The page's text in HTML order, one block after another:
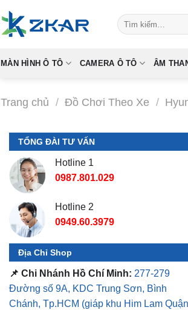
to
content
Tìm
kiếm:
MÀN HÌNH Ô TÔ CAMERA Ô TÔ ÂM
Trang chủ / Đồ Chơi Theo Xe /
TỔNG ĐÀI TƯ VẤN
Hotline 1
0987.801.029
Hotline 2
0949.60.3979
Địa Chỉ Shop
📌 Chi Nhánh Hồ Chí Minh: 277-279
Đường số 9A, KDC Trung Sơn, Bình
Chánh, Tp.HCM (giáp khu Him Lam Quận